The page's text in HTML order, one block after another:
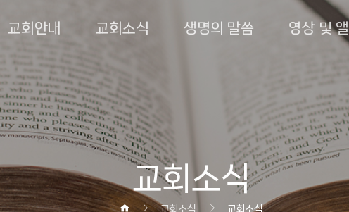
교회안내 교회소식 생명의 말씀 영상 및
교회소식
교회소식 교회소식